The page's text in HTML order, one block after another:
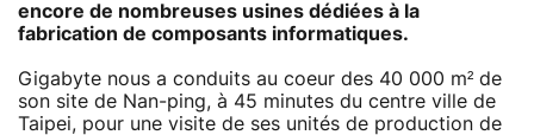
encore de nombreuses usines dédiées à la
fabrication de composants informatiques.
Gigabyte nous a conduits au coeur des 40 000 m² de
son site de Nan-ping, à 45 minutes du centre ville de
Taipei, pour une visite de ses unités de production de